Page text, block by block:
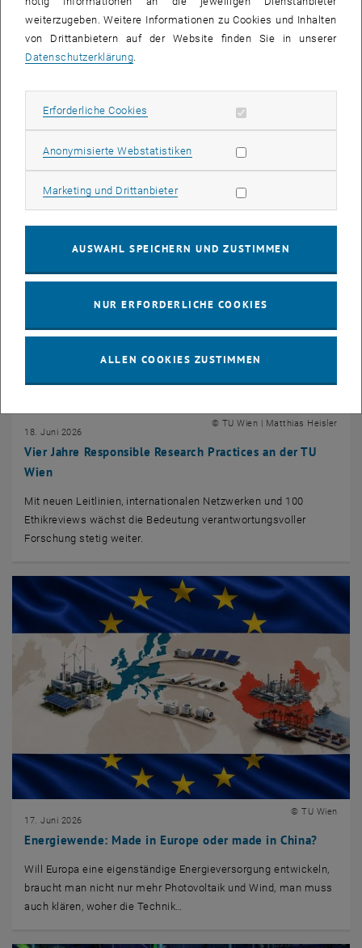
LCA-Talk 2026: TU Wien als Knotenpunkt für
23. Juni 2026
© Ada Robinson
Ob Abwasser, Textilien, Bauteile, Produkte oder der
Universitätsbetrieb selbst: Die Ökobilanzierung (Life Cycle
Assessment, LCA) ist zur gemeinsamen…
Vier Jahre Responsible Research Practices an der TU
Wien
18. Juni 2026
© TU Wien | Matthias Heisler
Mit neuen Leitlinien, internationalen Netzwerken und 100
Ethikreviews wächst die Bedeutung verantwortungsvoller
Forschung stetig weiter.
Energiewende: Made in Europe oder made in China?
17. Juni 2026
© TU Wien
Will Europa eine eigenständige Energieversorgung entwickeln,
braucht man nicht nur mehr Photovoltaik und Wind, man muss
auch klären, woher die Technik…
weiterzugeben. Weitere Informationen zu Cookies und Inhalten
von Drittanbietern auf der Website finden Sie in unserer
Datenschutzerklärung
Erforderliche Cookies Erforderliche Cookies zulassen
Anonymisierte WebstatistikenStatistik Cookies zulassen
Marketing und DrittanbieterMarketing Cookies zulassen
AUSWAHL SPEICHERN UND ZUSTIMMEN
NUR ERFORDERLICHE COOKIES
ALLEN COOKIES ZUSTIMMEN